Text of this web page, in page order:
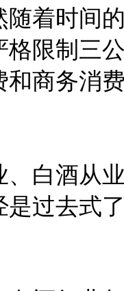
随着时间
限制三
和商务消
酒从业
过去式